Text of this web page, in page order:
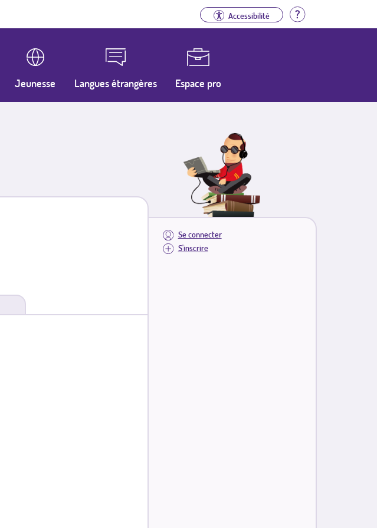
Accessibilité Aide
Jeunesse Langues étrangères Espace pro
Se connecter
S'inscrire